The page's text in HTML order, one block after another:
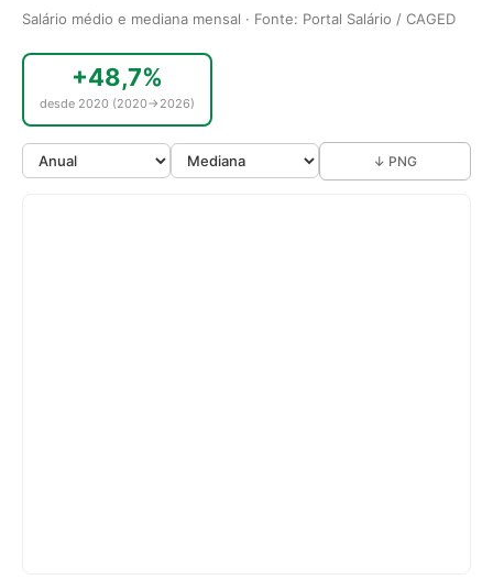
Salário médio e mediana mensal · Fonte: Portal Salário / CAGED
+48,7%
desde 2020 (2020→2026)
↓ PNG